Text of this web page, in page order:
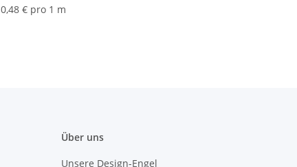
0,48 € pro 1 m
Über uns
Unsere Design-Engel